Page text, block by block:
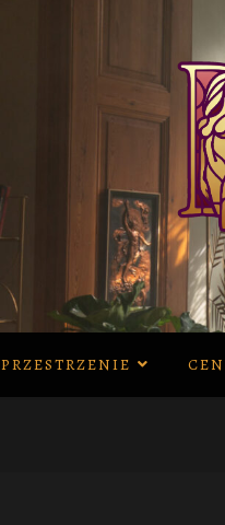
PRZESTRZENIE